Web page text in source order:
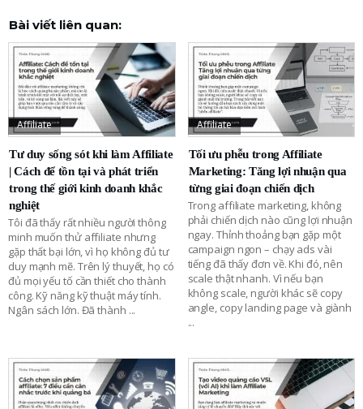
Bài viết liên quan:
Affiliate
Tư duy sống sót khi làm Affiliate
| Cách để tồn tại và phát triển
trong thế giới kinh doanh khắc
nghiệt
Tôi đã thấy rất nhiều người thông
minh muốn thử affiliate nhưng
gặp thất bại lớn, vì họ không đủ tư
duy mạnh mẽ. Trên lý thuyết, họ có
đủ mọi yếu tố cần thiết cho thành
công. Kỹ năng kỹ thuật máy tính.
Ngân sách lớn. Đã thành ...
Affiliate
Tối ưu phễu trong Affiliate
Marketing: Tăng lợi nhuận qua
từng giai đoạn chiến dịch
Trong affiliate marketing, không
phải chiến dịch nào cũng lợi nhuận
ngay. Thỉnh thoảng bạn gặp một
campaign ngon – chạy ads vài
tiếng đã thấy đơn về. Khi đó, nên
scale thật nhanh. Vì nếu bạn
không scale, người khác sẽ copy
angle, copy landing page và giành
...